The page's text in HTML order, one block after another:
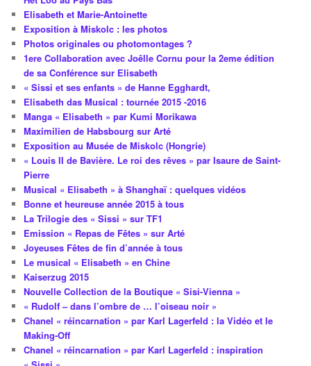
Elisabeth et Marie-Antoinette
Exposition à Miskolc : les photos
Photos originales ou photomontages ?
1ere Collaboration avec Joêlle Cornu pour la 2eme édition
de sa Conférence sur Elisabeth
« Sissi et ses enfants » de Hanne Egghardt,
Elisabeth das Musical : tournée 2015 -2016
Manga « Elisabeth » par Kumi Morikawa
Maximilien de Habsbourg sur Arté
Exposition au Musée de Miskolc (Hongrie)
« Louis II de Bavière. Le roi des rêves » par Isaure de Saint-
Pierre
Musical « Elisabeth » à Shanghaï : quelques vidéos
Bonne et heureuse année 2015 à tous
La Trilogie des « Sissi » sur TF1
Emission « Repas de Fêtes » sur Arté
Joyeuses Fêtes de fin d’année à tous
Le musical « Elisabeth » en Chine
Kaiserzug 2015
Nouvelle Collection de la Boutique « Sisi-Vienna »
« Rudolf – dans l’ombre de … l’oiseau noir »
Chanel « réincarnation » par Karl Lagerfeld : la Vidéo et le
Making-Off
Chanel « réincarnation » par Karl Lagerfeld : inspiration